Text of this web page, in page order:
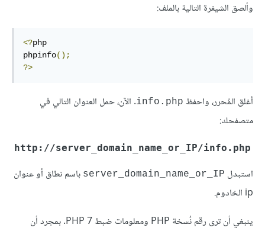
وألصق الشيفرة التالية بالملف:
<?php
phpinfo();
?>
أغلق المُحرر، واحفظ info.php. الآن، حمل العنوان التالي في
متصفحك:
http://server_domain_name_or_IP/info.php
استبدل server_domain_name_or_IP باسم نطاق أو عنوان
ip الخادوم.
ينبغي أن ترى رقم نُسخة PHP ومعلومات ضبط PHP 7. بمجرد أن